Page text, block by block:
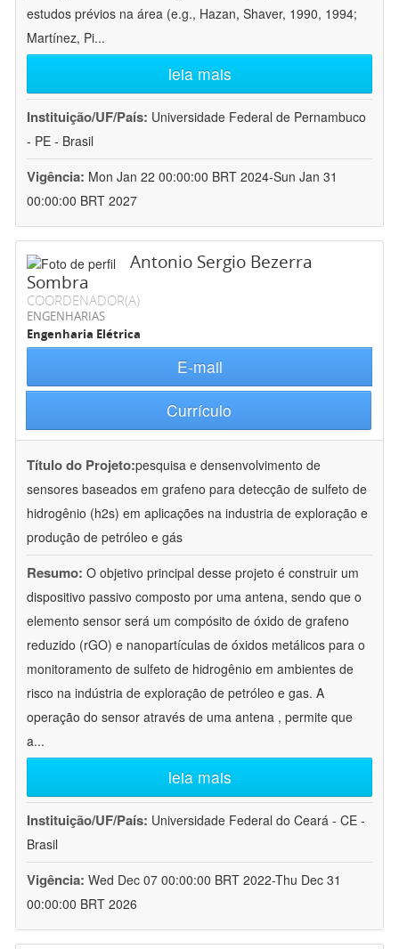
estudos prévios na área (e.g., Hazan, Shaver, 1990, 1994;
Martínez, Pi...
leia mais
Instituição/UF/País: Universidade Federal de Pernambuco
- PE - Brasil
Vigência: Mon Jan 22 00:00:00 BRT 2024-Sun Jan 31
00:00:00 BRT 2027
Antonio Sergio Bezerra
Sombra
COORDENADOR(A)
ENGENHARIAS
Engenharia Elétrica
E-mail
Currículo
Título do Projeto:pesquisa e densenvolvimento de
sensores baseados em grafeno para detecção de sulfeto de
hidrogênio (h2s) em aplicações na industria de exploração e
produção de petróleo e gás
Resumo: O objetivo principal desse projeto é construir um
dispositivo passivo composto por uma antena, sendo que o
elemento sensor será um compósito de óxido de grafeno
reduzido (rGO) e nanopartículas de óxidos metálicos para o
monitoramento de sulfeto de hidrogênio em ambientes de
risco na indústria de exploração de petróleo e gas. A
operação do sensor através de uma antena , permite que
a...
leia mais
Instituição/UF/País: Universidade Federal do Ceará - CE -
Brasil
Vigência: Wed Dec 07 00:00:00 BRT 2022-Thu Dec 31
00:00:00 BRT 2026